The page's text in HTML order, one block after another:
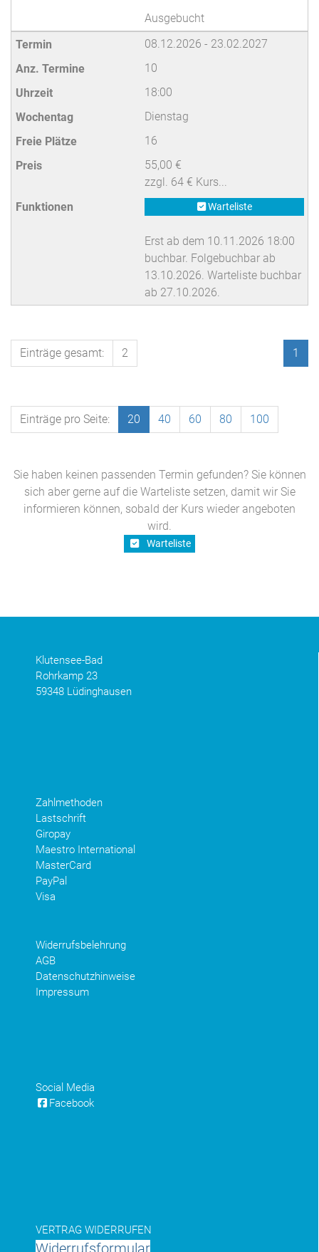
Ausgebucht
08.12.2026 - 23.02.2027
10
18:00
Dienstag
16
55,00 €
zzgl. 64 € Kurs...
Warteliste
Erst ab dem 10.11.2026 18:00
buchbar. Folgebuchbar ab
13.10.2026. Warteliste buchbar
ab 27.10.2026.
1
Einträge gesamt: 2
Einträge pro Seite: 20 40 60 80 100
Sie haben keinen passenden Termin gefunden? Sie können
sich aber gerne auf die Warteliste setzen, damit wir Sie
informieren können, sobald der Kurs wieder angeboten
wird.
Warteliste
Klutensee-Bad
Rohrkamp 23
59348 Lüdinghausen
Zahlmethoden
Lastschrift
Giropay
Maestro International
MasterCard
PayPal
Visa
Widerrufsbelehrung
AGB
Datenschutzhinweise
Impressum
Social Media
Facebook
VERTRAG WIDERRUFEN
Widerrufsformular